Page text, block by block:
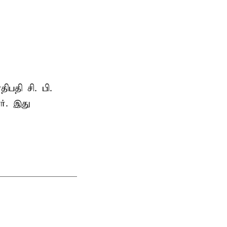
சி. பி.
இது